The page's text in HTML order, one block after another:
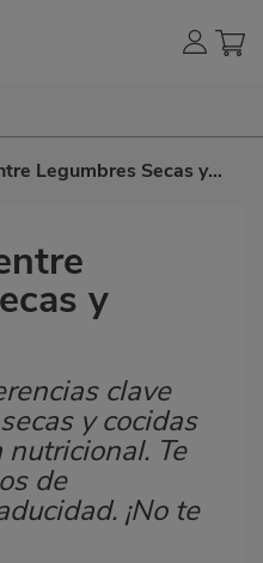
Legumbres Secas y
y
clave
y cocidas
Te
de
¡No te